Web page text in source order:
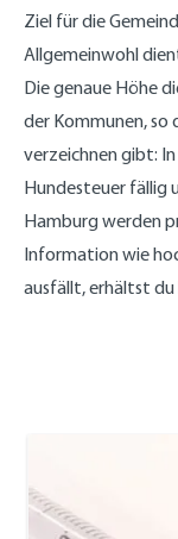
Ziel für die
Allgemeinwohl
Die genaue Höhe
der Kommunen, so
verzeichnen gibt:
Hundesteuer fällig
Hamburg werden
Information wie
ausfällt, erhältst